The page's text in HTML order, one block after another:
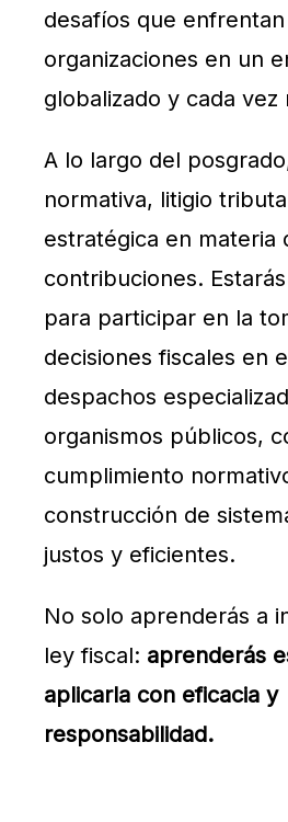
desafíos que enfrentan
organizaciones en un
globalizado y cada vez
A lo largo del
normativa, litigio
estratégica en materia
contribuciones.
para participar en la
decisiones fiscales en
despachos
organismos públicos,
cumplimiento
construcción de
justos y eficientes.
No solo aprenderás a
ley fiscal: aprenderás
aplicarla con eficacia y
responsabilidad.